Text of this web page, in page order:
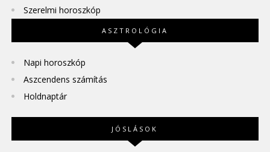
Szerelmi horoszkóp
ASZTROLÓGIA
Napi horoszkóp
Aszcendens számítás
Holdnaptár
JÓSLÁSOK